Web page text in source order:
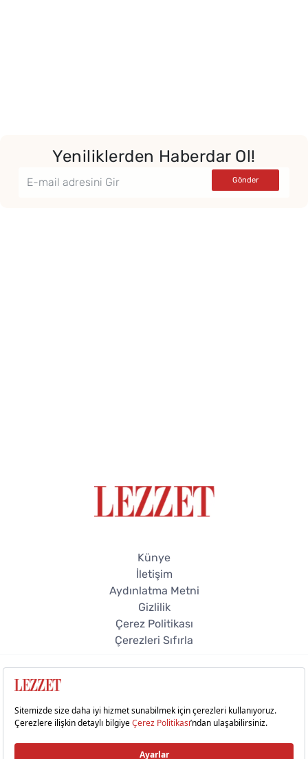
Yeniliklerden Haberdar Ol!
Künye
İletişim
Aydınlatma Metni
Gizlilik
Çerez Politikası
Çerezleri Sıfırla
© 2026 Lezzet Online. Tüm hakları saklıdır.